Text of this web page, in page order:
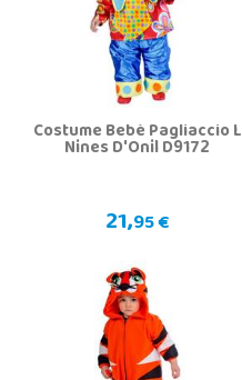
Costume Bebè Pagliaccio L
Nines D'Onil D9172
21,95 €